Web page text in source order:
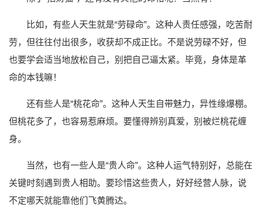
比如，有些人天生就是“劳碌命”。这种人责任感强，吃苦耐
劳，但往往付出很多，收获却不成正比。不是说劳碌不好，但
也要学会适当地放松自己，别把自己逼太紧。毕竟，身体是革
命的本钱嘛！
还有些人是“桃花命”。这种人天生自带魅力，异性缘爆棚。
但桃花多了，也容易惹麻烦。要懂得辨别真爱，别被烂桃花缠
身。
当然，也有一些人是“贵人命”。这种人运气特别好，总能在
关键时刻遇到贵人相助。要珍惜这些贵人，好好经营人脉，说
不定哪天就能靠他们飞黄腾达。